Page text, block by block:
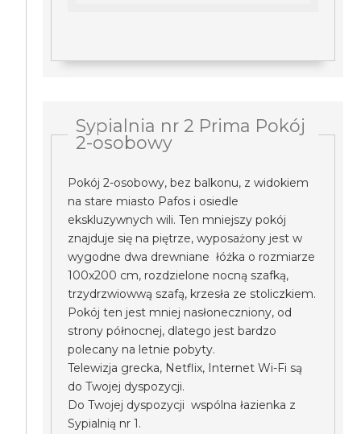
Sypialnia nr 2 Prima Pokój
2-osobowy
Pokój 2-osobowy, bez balkonu, z widokiem
na stare miasto Pafos i osiedle
ekskluzywnych wili. Ten mniejszy pokój
znajduje się na piętrze, wyposażony jest w
wygodne dwa drewniane łóżka o rozmiarze
100x200 cm, rozdzielone nocną szafką,
trzydrzwiowwą szafą, krzesła ze stoliczkiem.
Pokój ten jest mniej nasłoneczniony, od
strony północnej, dlatego jest bardzo
polecany na letnie pobyty.
Telewizja grecka, Netflix, Internet Wi-Fi są
do Twojej dyspozycji.
Do Twojej dyspozycji wspólna łazienka z
Sypialnią nr 1.